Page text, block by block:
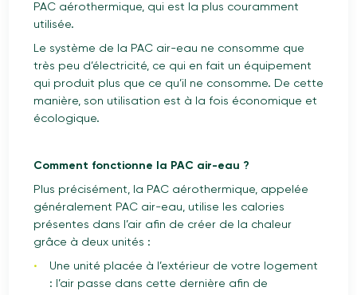
PAC aérothermique, qui est la plus couramment
utilisée.
Le système de la PAC air-eau ne consomme que
très peu d’électricité, ce qui en fait un équipement
qui produit plus que ce qu’il ne consomme. De cette
manière, son utilisation est à la fois économique et
écologique.
Comment fonctionne la PAC air-eau ?
Plus précisément, la PAC aérothermique, appelée
généralement PAC air-eau, utilise les calories
présentes dans l’air afin de créer de la chaleur
grâce à deux unités :
Une unité placée à l’extérieur de votre logement
: l’air passe dans cette dernière afin de